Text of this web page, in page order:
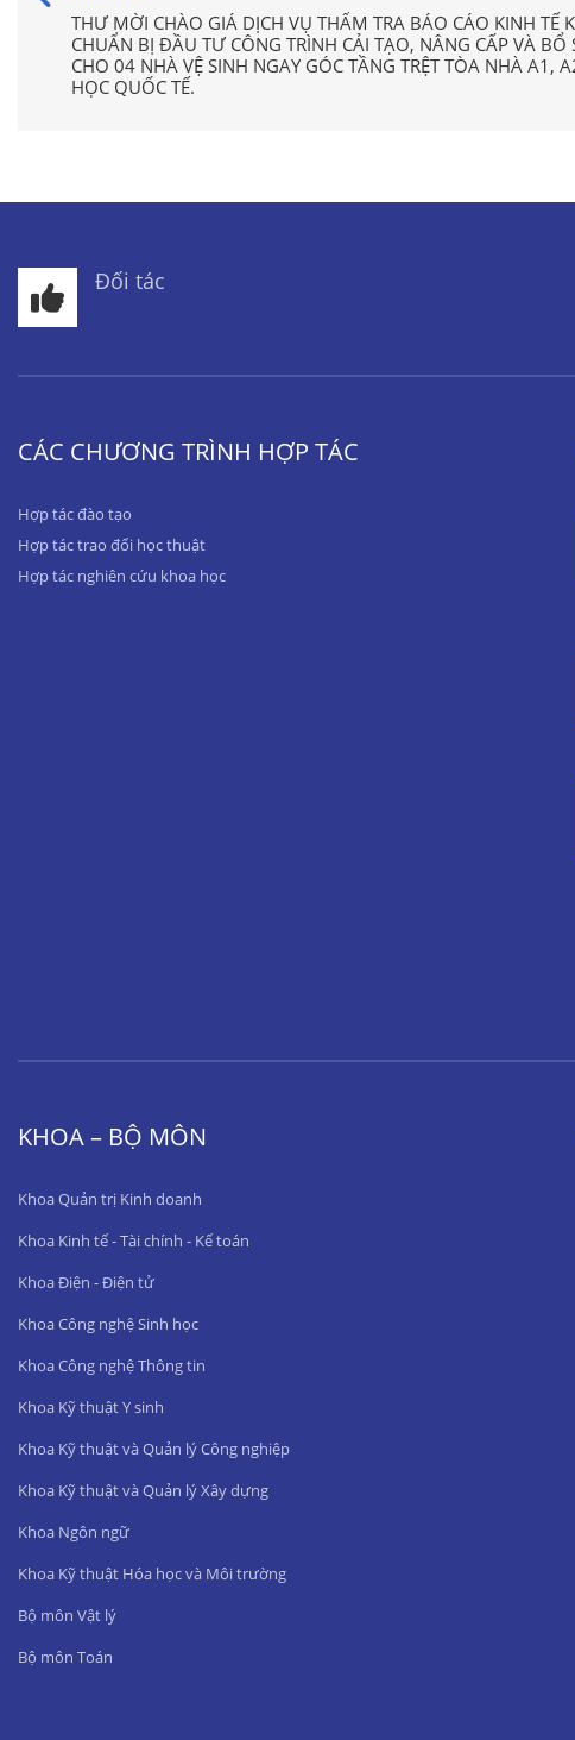
THƯ MỜI CHÀO GIÁ DỊCH VỤ THẨM TRA BÁO CÁO KINH TẾ
CHUẨN BỊ ĐẦU TƯ CÔNG TRÌNH CẢI TẠO, NÂNG CẤP VÀ BỔ
CHO 04 NHÀ VỆ SINH NGAY GÓC TẦNG TRỆT TÒA NHÀ A1,
HỌC QUỐC TẾ.
Đối tác
CÁC CHƯƠNG TRÌNH HỢP TÁC
Hợp tác đào tạo
Hợp tác trao đổi học thuật
Hợp tác nghiên cứu khoa học
KHOA – BỘ MÔN
Khoa Quản trị Kinh doanh
Khoa Kinh tế - Tài chính - Kế toán
Khoa Điện - Điện tử
Khoa Công nghệ Sinh học
Khoa Công nghệ Thông tin
Khoa Kỹ thuật Y sinh
Khoa Kỹ thuật và Quản lý Công nghiệp
Khoa Kỹ thuật và Quản lý Xây dựng
Khoa Ngôn ngữ
Khoa Kỹ thuật Hóa học và Môi trường
Bộ môn Vật lý
Bộ môn Toán